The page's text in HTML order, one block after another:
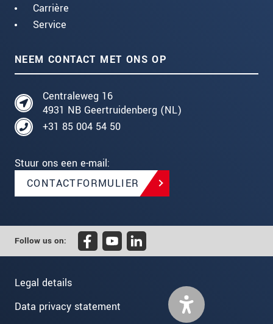
Carrière
Service
NEEM CONTACT MET ONS OP
Centraleweg 16
4931 NB Geertruidenberg (NL)
+31 85 004 54 50
Stuur ons een e-mail:
CONTACTFORMULIER
Follow us on:
Legal details
Data privacy statement